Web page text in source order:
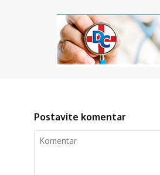
Postavite komentar